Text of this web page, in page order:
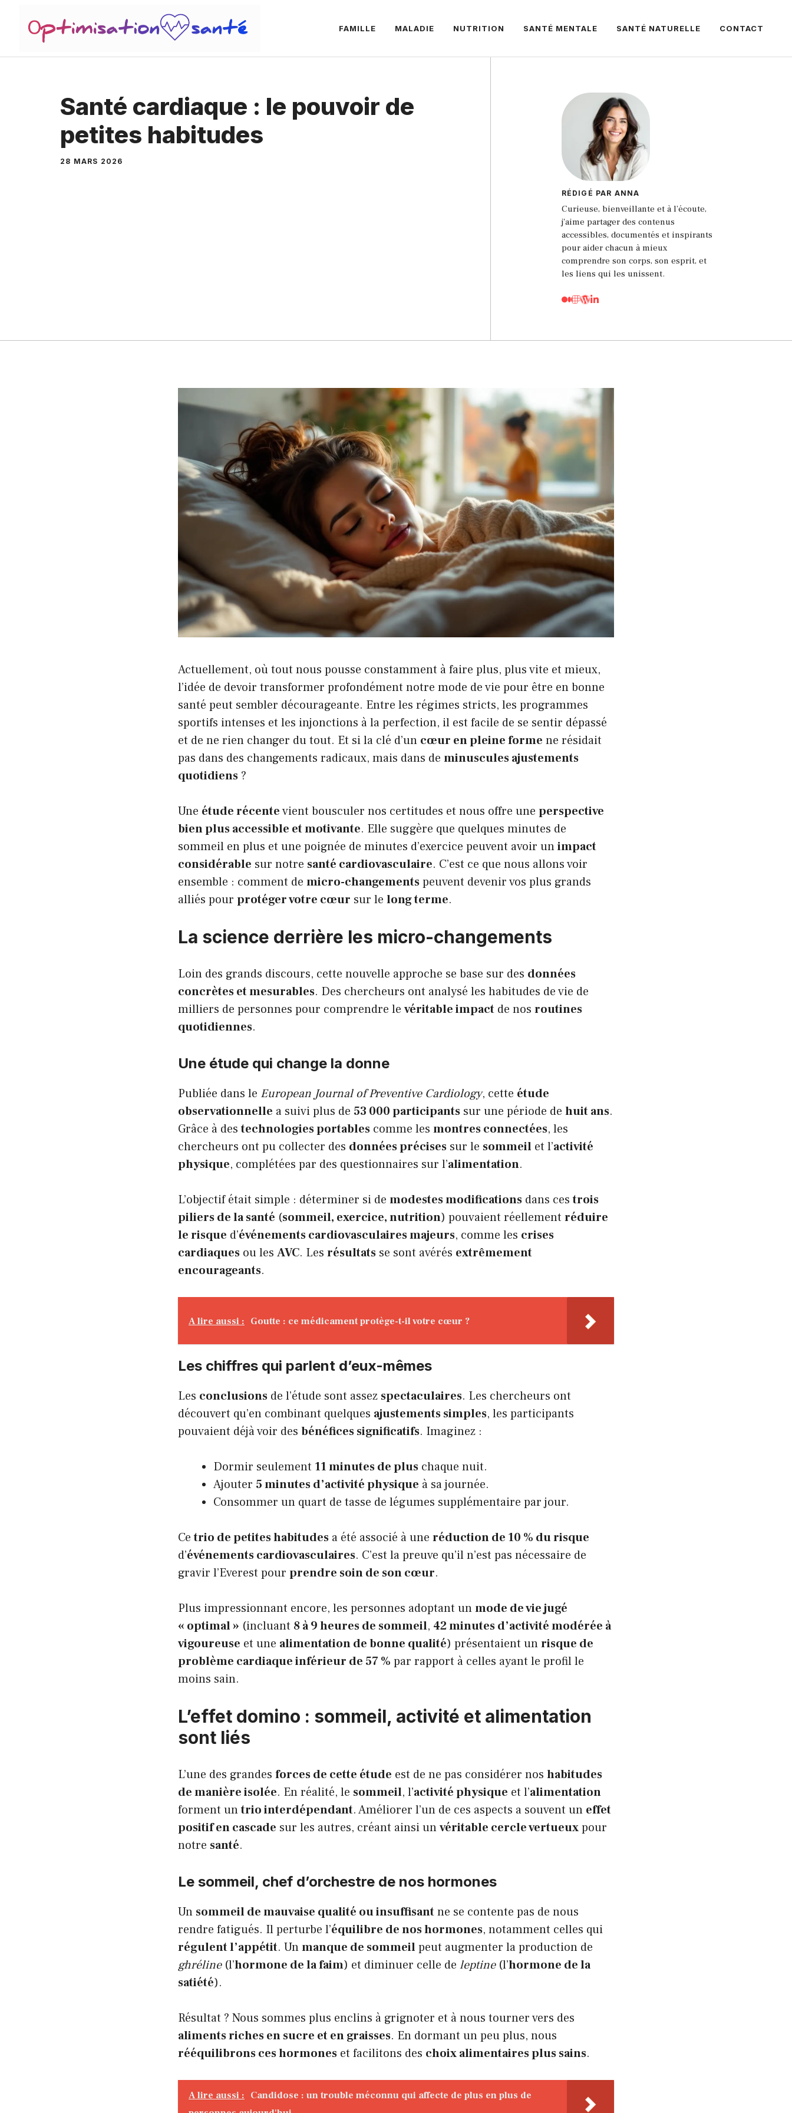
contenu
FAMILLE MALADIE NUTRITION SANTÉ MENTALE SANTÉ NATURELLE CONTACT
Santé cardiaque : le pouvoir de
petites habitudes
28 MARS 2026
RÉDIGÉ PAR ANNA
Curieuse, bienveillante et à l’écoute,
j'aime partager des contenus
accessibles, documentés et inspirants
pour aider chacun à mieux
comprendre son corps, son esprit, et
les liens qui les unissent.
Actuellement, où tout nous pousse constamment à faire plus, plus vite et mieux,
l’idée de devoir transformer profondément notre mode de vie pour être en bonne
santé peut sembler décourageante. Entre les régimes stricts, les programmes
sportifs intenses et les injonctions à la perfection, il est facile de se sentir dépassé
et de ne rien changer du tout. Et si la clé d’un cœur en pleine forme ne résidait
pas dans des changements radicaux, mais dans de minuscules ajustements
quotidiens ?
Une étude récentevient bousculer nos certitudes et nous offre une perspective
bien plus accessible et motivante. Elle suggère que quelques minutes de
sommeil en plus et une poignée de minutes d’exercice peuvent avoir unimpact
considérable sur notre santé cardiovasculaire. C’est ce que nous allons voir
ensemble : comment de micro-changementspeuvent devenir vos plus grands
alliés pour protéger votre cœur sur le long terme.
La science derrière les micro-changements
Loin des grands discours, cette nouvelle approche se base sur des données
concrètes et mesurables. Des chercheurs ont analysé les habitudes de vie de
milliers de personnes pour comprendre le véritable impact de nos routines
quotidiennes.
Une étude qui change la donne
Publiée dans le European Journal of Preventive Cardiology, cette étude
observationnelle a suivi plus de 53 000 participants sur une période de huit ans.
Grâce à destechnologies portables comme les montres connectées, les
chercheurs ont pu collecter des données précises sur le sommeil et l’activité
physique, complétées par des questionnaires sur l’alimentation.
L’objectif était simple : déterminer si de modestes modifications dans cestrois
piliers de la santé (sommeil, exercice, nutrition) pouvaient réellement réduire
le risque d’événements cardiovasculaires majeurs, comme les crises
cardiaques ou les AVC. Les résultats se sont avérés extrêmement
encourageants.
A lire aussi : Goutte : ce médicament protège-t-il votre cœur ?
Les chiffres qui parlent d’eux-mêmes
Les conclusions de l’étude sont assez spectaculaires. Les chercheurs ont
découvert qu’en combinant quelques ajustements simples, les participants
pouvaient déjà voir des bénéfices significatifs. Imaginez :
Dormir seulement 11 minutes de plus chaque nuit.
Ajouter 5 minutes d’activité physique à sa journée.
Consommer un quart de tasse de légumes supplémentaire par jour.
Cetrio de petites habitudes a été associé à une réduction de 10 % du risque
d’événements cardiovasculaires. C’est la preuve qu’il n’est pas nécessaire de
gravir l’Everest pour prendre soin de son cœur.
Plus impressionnant encore, les personnes adoptant unmode de vie jugé
« optimal » (incluant 8 à 9 heures de sommeil, 42 minutes d’activité modérée à
vigoureuse et une alimentation de bonne qualité) présentaient unrisque de
problème cardiaque inférieur de 57 % par rapport à celles ayant le profil le
moins sain.
L’effet domino : sommeil, activité et alimentation
sont liés
L’une des grandes forces de cette étude est de ne pas considérer nos habitudes
de manière isolée. En réalité, le sommeil, l’activité physique et l’alimentation
forment untrio interdépendant. Améliorer l’un de ces aspects a souvent un effet
positif en cascade sur les autres, créant ainsi unvéritable cercle vertueuxpour
notre santé.
Le sommeil, chef d’orchestre de nos hormones
Un sommeil de mauvaise qualité ou insuffisantne se contente pas de nous
rendre fatigués. Il perturbe l’équilibre de nos hormones, notamment celles qui
régulent l’appétit. Unmanque de sommeilpeut augmenter la production de
ghréline(l’hormone de la faim) et diminuer celle de leptine(l’hormone de la
satiété).
Résultat ? Nous sommes plus enclins à grignoter et à nous tourner vers des
aliments riches en sucre et en graisses. En dormant un peu plus, nous
rééquilibrons ces hormones et facilitons des choix alimentaires plus sains.
A lire aussi : Candidose : un trouble méconnu qui affecte de plus en plus de